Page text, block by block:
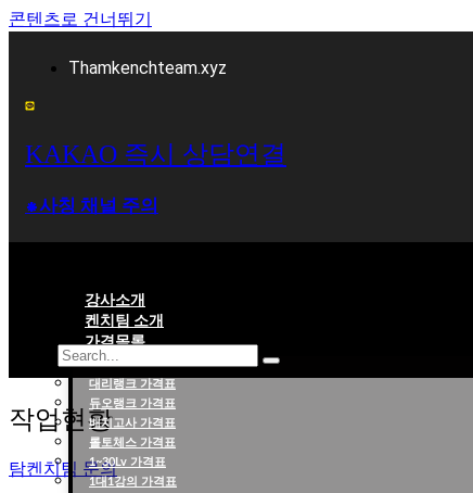
콘텐츠로 건너뛰기
Thamkenchteam.xyz
KAKAO 즉시 상담연결
⁕사칭 채널 주의
강사소개
켄치팀 소개
가격목록
대리랭크 가격표
듀오랭크 가격표
배치고사 가격표
롤토체스 가격표
1~30Lv 가격표
1대1강의 가격표
작업현황
탐켄치팀 문의